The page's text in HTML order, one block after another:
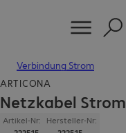
Verbindung Strom
ARTICONA
Netzkabel
Artikel-Nr:
Hersteller-Nr: